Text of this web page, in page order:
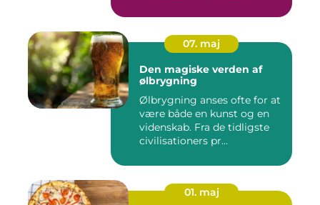
07. maj
Den magiske verden af
ølbrygning
Ølbrygning anses ofte for at
være både en kunst og en
videnskab. Fra de tidligste
civilisationers pr...
01. maj